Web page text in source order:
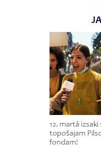
12. martā
topošajam
fondam!